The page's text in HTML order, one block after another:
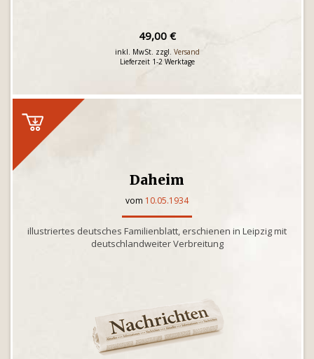
49,00 €
inkl. MwSt. zzgl. Versand
Lieferzeit 1-2 Werktage
Daheim
vom 10.05.1934
illustriertes deutsches Familienblatt, erschienen in Leipzig mit
deutschlandweiter Verbreitung